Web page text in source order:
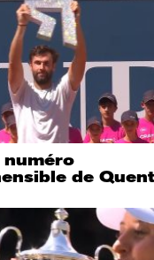
numéro
de